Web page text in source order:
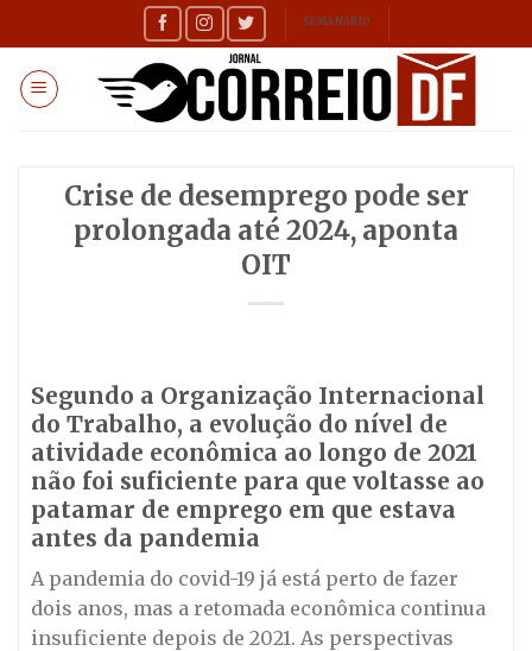
to
content
SEMANÁRIO
Crise de desemprego pode ser
prolongada até 2024, aponta
OIT
Segundo a Organização Internacional
do Trabalho, a evolução do nível de
atividade econômica ao longo de 2021
não foi suficiente para que voltasse ao
patamar de emprego em que estava
antes da pandemia
A pandemia do covid-19 já está perto de fazer
dois anos, mas a retomada econômica continua
insuficiente depois de 2021. As perspectivas